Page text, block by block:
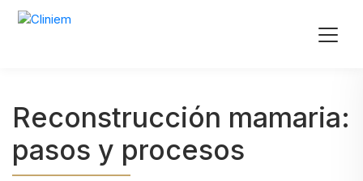
Reconstrucción mamaria:
pasos y procesos